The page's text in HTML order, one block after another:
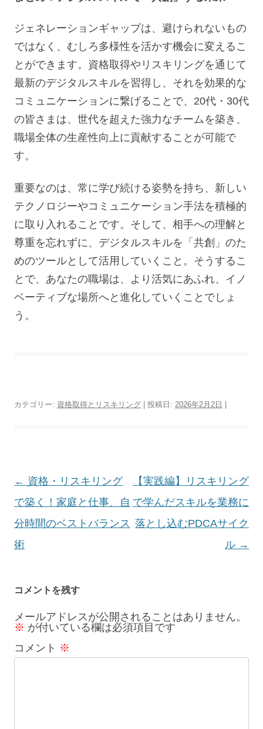
ジェネレーションギャップは、避けられないもの
ではなく、むしろ多様性を活かす機会に変えるこ
とができます。資格取得やリスキリングを通じて
最新のデジタルスキルを習得し、それを効果的な
コミュニケーションに繋げることで、20代・30代
の皆さまは、世代を超えた強力なチームを築き、
職場全体の生産性向上に貢献することが可能で
す。
重要なのは、常に学び続ける姿勢を持ち、新しい
テクノロジーやコミュニケーション手法を積極的
に取り入れることです。そして、相手への理解と
尊重を忘れずに、デジタルスキルを「共創」のた
めのツールとして活用していくこと。そうするこ
とで、あなたの職場は、より活気にあふれ、イノ
ベーティブな場所へと進化していくことでしょ
う。
カテゴリー: 資格取得とリスキリング | 投稿日: 2026年2月2日
投
稿
ナ
ビ
ー
ョ
ン
← 資格・リスキリング
で築く！家庭と仕事、自
分時間のベストバランス
術
【実践編】リスキリング
で学んだスキルを業務に
落とし込むPDCAサイク
ル →
コメントを残す
メールアドレスが公開されることはありません。
※ が付いている欄は必須項目です
コメント ※